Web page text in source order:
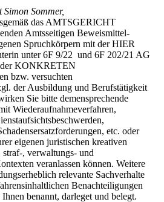
Sommer,
das AMTSGERICHT
Amtsseitigen Beweismittel-
Spruchkörpern mit der HIER
unter 6F 9/22 und 6F 202/21 AG
KONKRETEN
bzw. versuchten
der Ausbildung und Berufstätigkeit
Sie bitte demensprechende
Wiederaufnahmeverfahren,
etc. oder
eigenen juristischen kreativen
, verwaltungs- und
veranlassen können. Weitere
relevante Sachverhalte
Benachteiligungen
benannt, darleget und belegt.